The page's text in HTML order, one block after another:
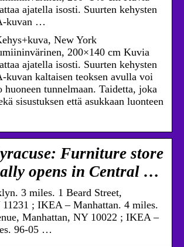
ajatella isosti. Suurten kehysten
kuvan …
New York
200×140 cm Kuvia
ajatella isosti. Suurten kehysten
kuvan kaltaisen teoksen avulla voi
huoneen tunnelmaan. Taidetta, joka
sisustuksen että asukkaan luonteen
Furniture store
opens in Central …
3 miles. 1 Beard Street,
; IKEA – Manhattan. 4 miles.
Manhattan, NY 10022 ; IKEA –
96-05 …